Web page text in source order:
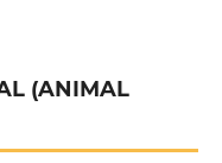
(ANIMAL